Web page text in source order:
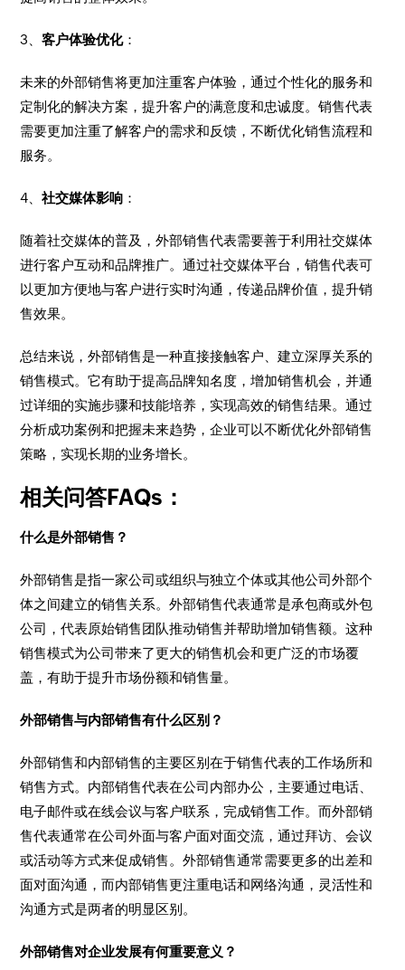
3、客户体验优化：
未来的外部销售将更加注重客户体验，通过个性化的服务和
定制化的解决方案，提升客户的满意度和忠诚度。销售代表
需要更加注重了解客户的需求和反馈，不断优化销售流程和
服务。
4、社交媒体影响 ：
随着社交媒体的普及，外部销售代表需要善于利用社交媒体
进行客户互动和品牌推广。通过社交媒体平台，销售代表可
以更加方便地与客户进行实时沟通，传递品牌价值，提升销
售效果。
总结来说，外部销售是一种直接接触客户、建立深厚关系的
销售模式。它有助于提高品牌知名度，增加销售机会，并通
过详细的实施步骤和技能培养，实现高效的销售结果。通过
分析成功案例和把握未来趋势，企业可以不断优化外部销售
策略，实现长期的业务增长。
相关问答FAQs：
什么是外部销售？
外部销售是指一家公司或组织与独立个体或其他公司外部个
体之间建立的销售关系。外部销售代表通常是承包商或外包
公司，代表原始销售团队推动销售并帮助增加销售额。这种
销售模式为公司带来了更大的销售机会和更广泛的市场覆
盖，有助于提升市场份额和销售量。
外部销售与内部销售有什么区别？
外部销售和内部销售的主要区别在于销售代表的工作场所和
销售方式。内部销售代表在公司内部办公，主要通过电话、
电子邮件或在线会议与客户联系，完成销售工作。而外部销
售代表通常在公司外面与客户面对面交流，通过拜访、会议
或活动等方式来促成销售。外部销售通常需要更多的出差和
面对面沟通，而内部销售更注重电话和网络沟通，灵活性和
沟通方式是两者的明显区别。
外部销售对企业发展有何重要意义？